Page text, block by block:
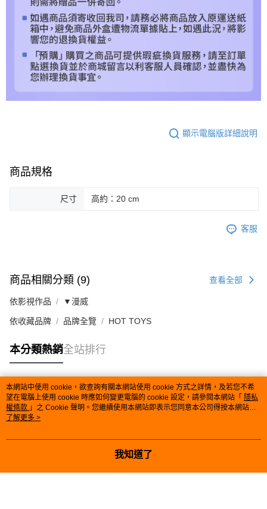
顯示電腦版詳細說明
商品規格
尺寸 高約：20 cm
客服
商品相關分類 (9) 查看全部
依影視作品 ▼漫威
依收藏品牌 品牌全覽 HOT TOYS
本分類熱銷全站排行
熱門標籤
本網站中使用 cookie，欲查詢有關本網站使用 cookie 方式之詳情，及若您不希
望在電腦上使用 cookie 時應如何變更電腦的 cookie 設定，請參閱本網站「 隱私
權條款 」之 Cookie 聲明。您繼續使用本網站即表示您同意本公司得按本網站使
用條款之 Cookie 聲明使用 cookie。
了解更多 >
我知道了